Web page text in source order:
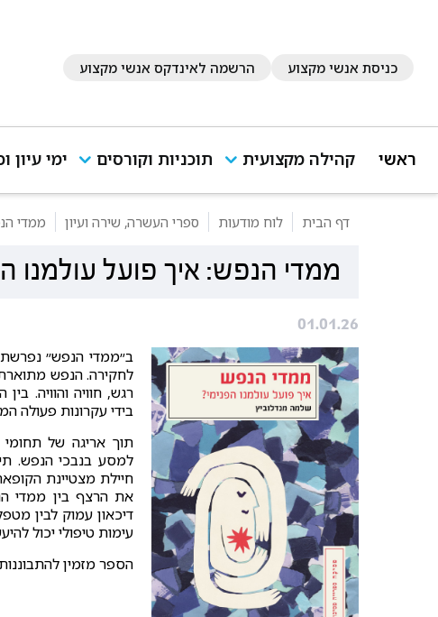
כניסת אנשי מקצוע הרשמה לאינדקס אנשי מקצוע
ראשי קהילה מקצועית תוכניות וקורסים ימי עיון
דף הבית לוח מודעות ספרי העשרה, שירה ועיון ממדי
ממדי הנפש: איך פועל עולמנו
01.01.26
ב״ממדי הנפש״
לחקירה. הנפש
רגש, חוויה והוויה.
בידי עקרונות פעולה
תוך אריגה של תחומי
למסע בנבכי הנפש.
חיילת מצטיינת
את הרצף בין ממדי
דיכאון עמוק לבין
עימות טיפולי יכול
הספר מזמין